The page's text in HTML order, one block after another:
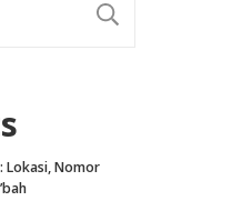
Lokasi, Nomor